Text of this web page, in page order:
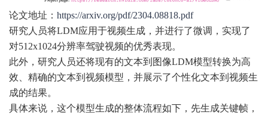
论文地址： https://arxiv.org/pdf/2304.08818.pdf
研究人员将LDM应用于视频生成，并进行了微调，实现了
对512x1024分辨率驾驶视频的优秀表现。
此外，研究人员还将现有的文本到图像LDM模型转换为高
效、精确的文本到视频模型，并展示了个性化文本到视频生
成的结果。
具体来说，这个模型生成的整体流程如下，先生成关键帧，